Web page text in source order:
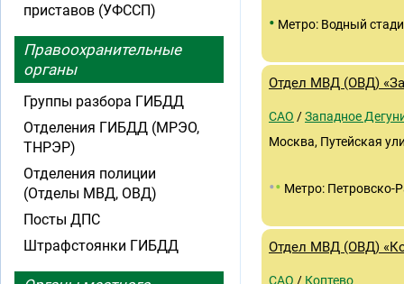
• Метро: Водный
Отдел МВД (ОВД)
САО /Западное
Москва, Путейская
•• Метро: Петровско-
Отдел МВД (ОВД)
САО / Коптево
приставов (УФССП)
Правоохранительные
органы
Группы разбора ГИБДД
Отделения ГИБДД (МРЭО,
ТНРЭР)
Отделения полиции
(Отделы МВД, ОВД)
Посты ДПС
Штрафстоянки ГИБДД